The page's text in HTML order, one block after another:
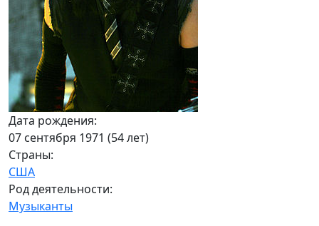
Дата рождения:
07 сентября 1971 (54 лет)
Страны:
США
Род деятельности:
Музыканты